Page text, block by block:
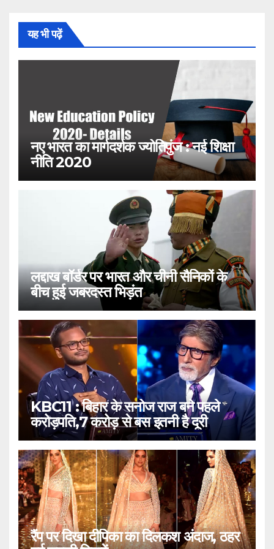
यह भी पढ़ें
नए भारत का मार्गदर्शक ज्योतिपुंज : नई शिक्षा
नीति 2020
लद्दाख बॉर्डर पर भारत और चीनी सैनिकों के
बीच हुई जबरदस्त भिड़ंत
KBC11 : बिहार के सनोज राज बने पहले
करोड़पति,7 करोड़ से बस इतनी है दूरी
रैंप पर दिखा दीपिका का दिलकश अंदाज, ठहर